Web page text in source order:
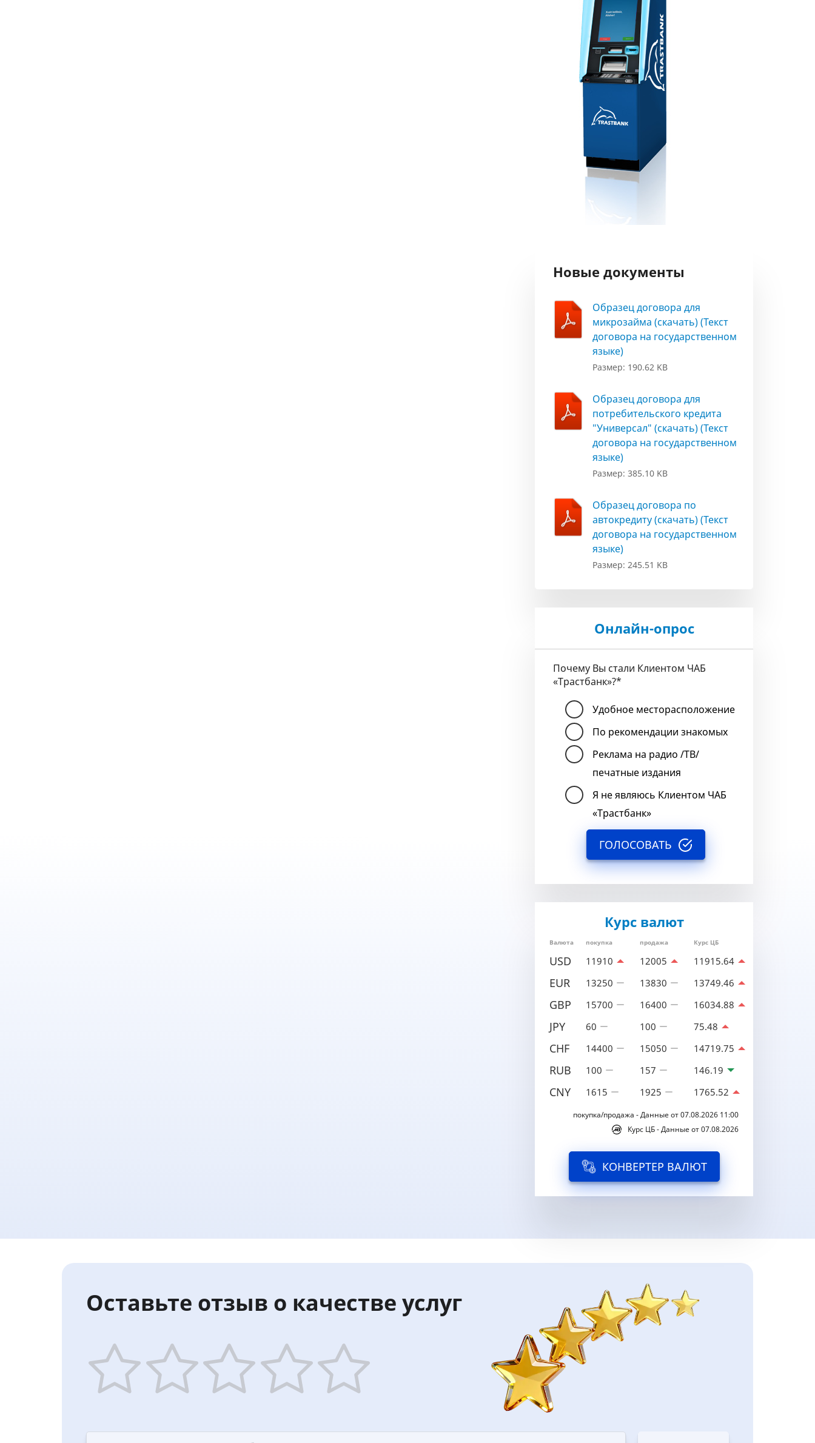
Новые документы
Образец договора для
микрозайма (скачать) (Текст
договора на государственном
языке)
Размер: 190.62 KB
Образец договора для
потребительского кредита
"Универсал" (скачать) (Текст
договора на государственном
языке)
Размер: 385.10 KB
Образец договора по
автокредиту (скачать) (Текст
договора на государственном
языке)
Размер: 245.51 KB
Онлайн-опрос
Почему Вы стали Клиентом ЧАБ
«Трастбанк»?*
Удобное месторасположение
По рекомендации знакомых
Реклама на радио /ТВ/
печатные издания
Я не являюсь Клиентом ЧАБ
«Трастбанк»
ГОЛОСОВАТЬ
Курс валют
Валюта покупка продажа Курс ЦБ
USD 11910 12005 11915.64
EUR 13250 13830 13749.46
GBP 15700 16400 16034.88
JPY 60 100 75.48
CHF 14400 15050 14719.75
RUB 100 157 146.19
CNY 1615 1925 1765.52
покупка/продажа - Данные от 07.08.2026 11:00
Курс ЦБ - Данные от 07.08.2026
КОНВЕРТЕР ВАЛЮТ
Оставьте отзыв о качестве услуг